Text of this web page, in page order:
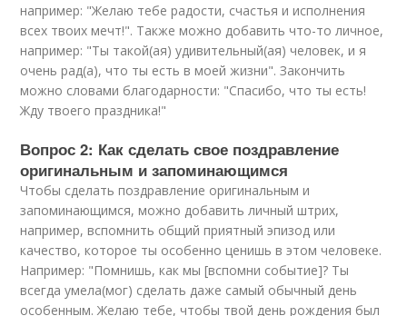
например: "Желаю тебе радости, счастья и исполнения
всех твоих мечт!". Также можно добавить что-то личное,
например: "Ты такой(ая) удивительный(ая) человек, и я
очень рад(а), что ты есть в моей жизни". Закончить
можно словами благодарности: "Спасибо, что ты есть!
Жду твоего праздника!"
Вопрос 2: Как сделать свое поздравление
оригинальным и запоминающимся
Чтобы сделать поздравление оригинальным и
запоминающимся, можно добавить личный штрих,
например, вспомнить общий приятный эпизод или
качество, которое ты особенно ценишь в этом человеке.
Например: "Помнишь, как мы [вспомни событие]? Ты
всегда умела(мог) сделать даже самый обычный день
особенным. Желаю тебе, чтобы твой день рождения был